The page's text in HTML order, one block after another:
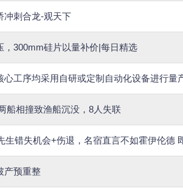
冲刺合龙-观天下
，300mm硅片以量补价|每日精选
心工序均采用自研或定制自动化设备进行量
船相撞致渔船沉没，8人失联
生错失机会+伤退，名宿直言不如霍伊伦德
产预重整